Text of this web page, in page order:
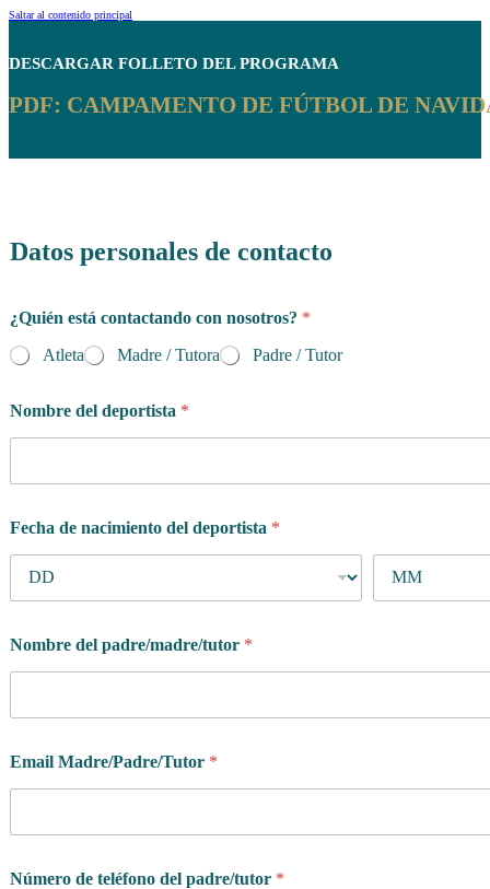
Saltar al contenido principal
DESCARGAR FOLLETO DEL PROGRAMA
PDF: CAMPAMENTO DE FÚTBOL DE
Datos personales de contacto
e
é
o
T
r
m
¿Quién está contactando con nosotros? *
Atleta
Madre / Tutora Padre / Tutor
Nombre del deportista *
Fecha de nacimiento del deportista *
Nombre del padre/madre/tutor *
Email Madre/Padre/Tutor *
Número de teléfono del padre/tutor *